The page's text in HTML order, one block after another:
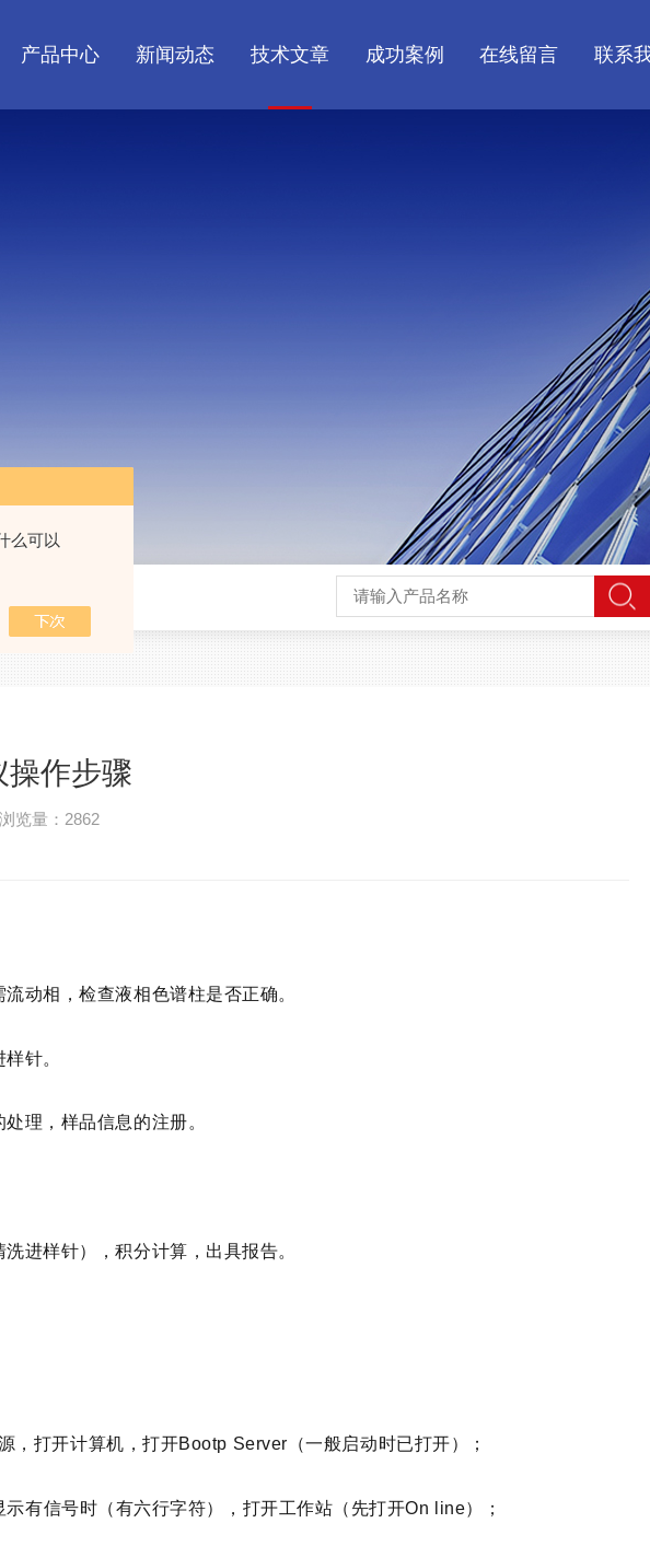
么可以
产品中心 新闻动态 技术文章 成功案例 在线留言 联系
操作步骤
浏览量：2862
动相，检查液相色谱柱是否正确。
针。
理，样品信息的注册。
洗进样针），积分计算，出具报告。
，打开计算机，打开Bootp Server（一般启动时已打开）；
有信号时（有六行字符），打开工作站（先打开On line）；